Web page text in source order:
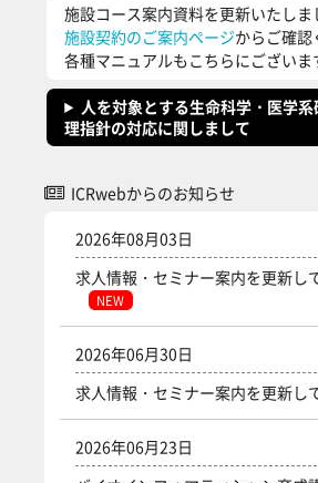
施設コース案内資料を更新いたしま
施設契約のご案内ページからご確認
各種マニュアルもこちらにございま
人を対象とする生命科学・医学
理指針の対応に関しまして
ICRwebからのお知らせ
2026年08月03日
求人情報・セミナー案内を更新し
NEW
2026年06月30日
求人情報・セミナー案内を更新し
2026年06月23日